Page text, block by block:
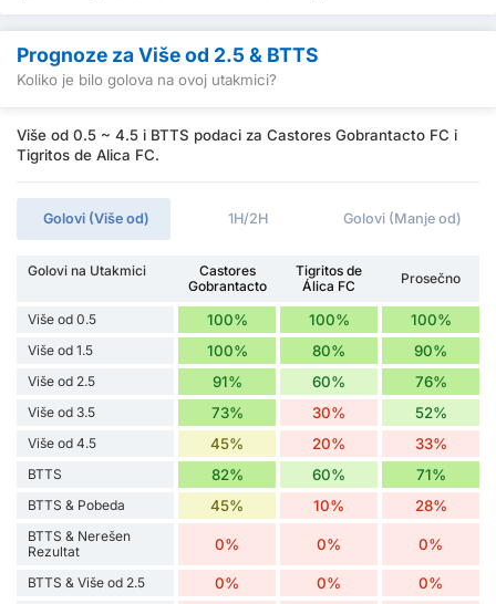
Prognoze za Više od 2.5 & BTTS
Koliko je bilo golova na ovoj utakmici?
Više od 0.5 ~ 4.5 i BTTS podaci za Castores Gobrantacto FC i
Tigritos de Alica FC.
Golovi (Više od) 1H/2H Golovi (Manje od)
Golovi na Utakmici
Castores
Gobrantacto
Tigritos de
Álica FC
Prosečno
Više od 0.5 100% 100% 100%
Više od 1.5 100% 80% 90%
Više od 2.5 91% 60% 76%
Više od 3.5 73% 30% 52%
Više od 4.5 45% 20% 33%
BTTS 82% 60% 71%
BTTS & Pobeda 45% 10% 28%
BTTS & Nerešen
Rezultat
0% 0% 0%
BTTS & Više od 2.5 0% 0% 0%